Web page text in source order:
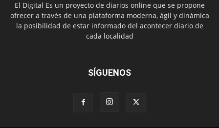
El Digital Es un proyecto de diarios online que se propone
ofrecer a través de una plataforma moderna, ágil y dinámica
la posibilidad de estar informado del acontecer diario de
cada localidad
SÍGUENOS